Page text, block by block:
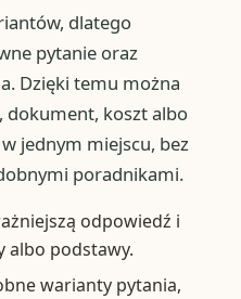
dlatego
pytanie oraz
Dzięki temu można
dokument, koszt albo
jednym miejscu, bez
poradnikami.
odpowiedź i
albo podstawy.
warianty pytania,